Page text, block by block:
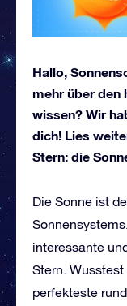
Hallo,
mehr über den
wissen? Wir
dich! Lies
Stern: die
Die Sonne ist
interessante
Stern.
perfekteste